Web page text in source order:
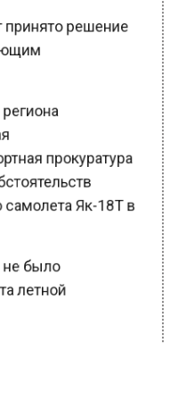
принято решение
прокуратура
самолета Як-18Т в
не было
летной